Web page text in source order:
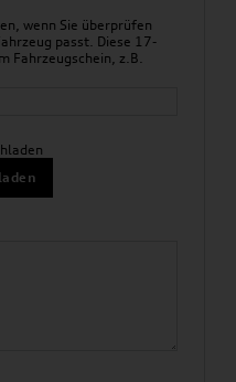
wenn Sie überprüfen
passt. Diese 17-
Fahrzeugschein, z.B.